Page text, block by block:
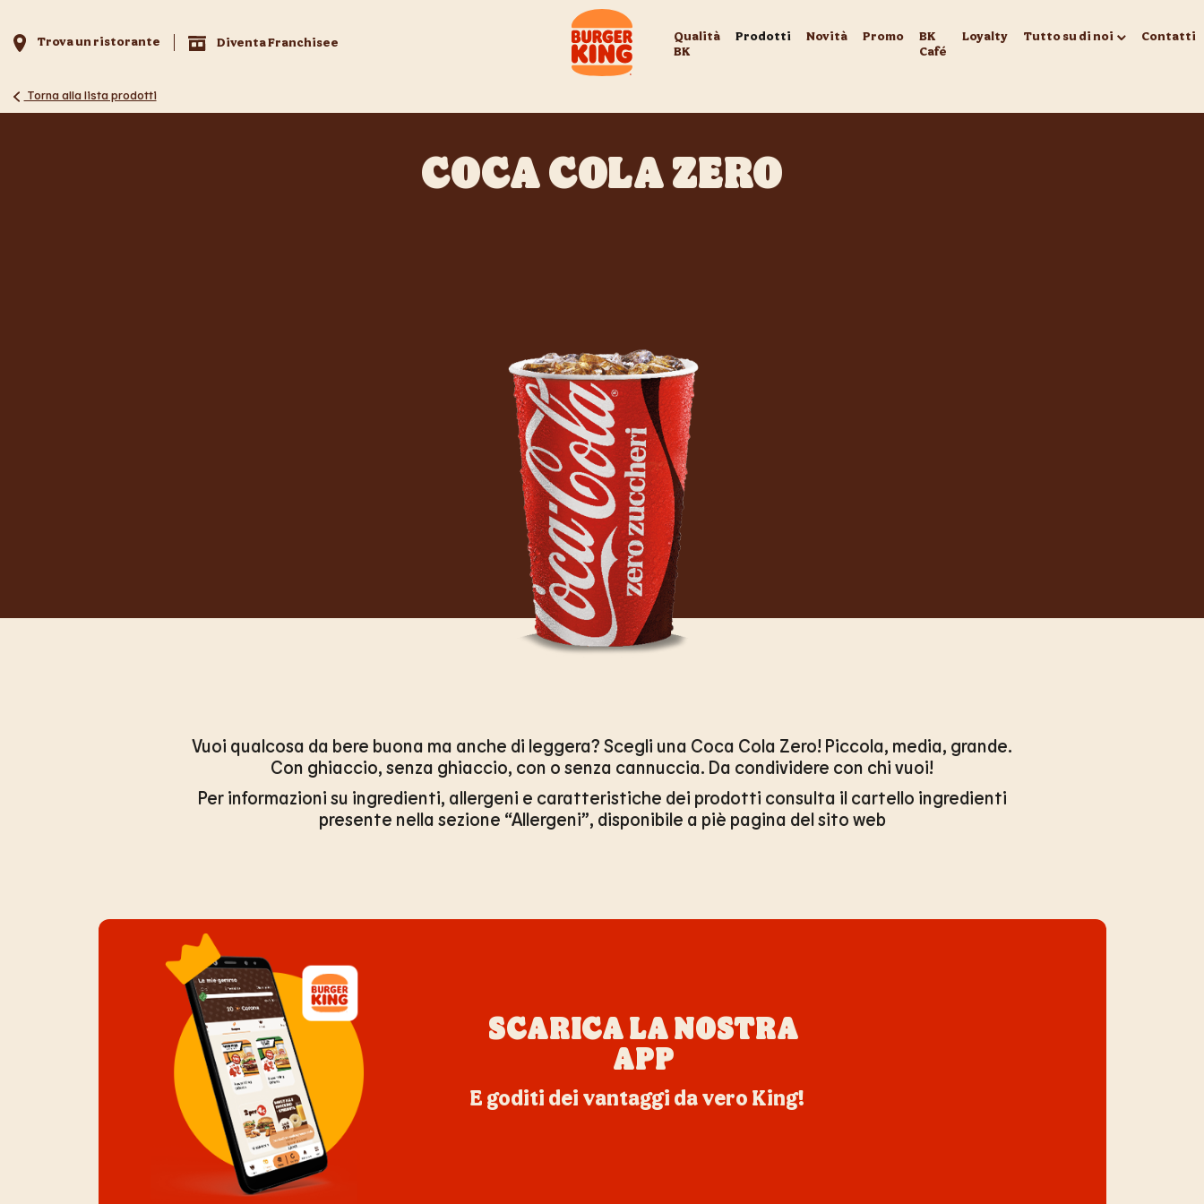
Trova un ristorante Diventa Franchisee
Qualità
BK
Prodotti Novità Promo
BK
Café
Loyalty Tutto su di noi Contatti
Torna alla lista prodotti
COCA COLA ZERO
Vuoi qualcosa da bere buona ma anche di leggera? Scegli una Coca Cola Zero! Piccola, media, grande.
Con ghiaccio, senza ghiaccio, con o senza cannuccia. Da condividere con chi vuoi!
Per informazioni su ingredienti, allergeni e caratteristiche dei prodotti consulta il cartello ingredienti
presente nella sezione “Allergeni”, disponibile a piè pagina del sito web
SCARICA LA NOSTRA
APP
E goditi dei vantaggi da vero King!